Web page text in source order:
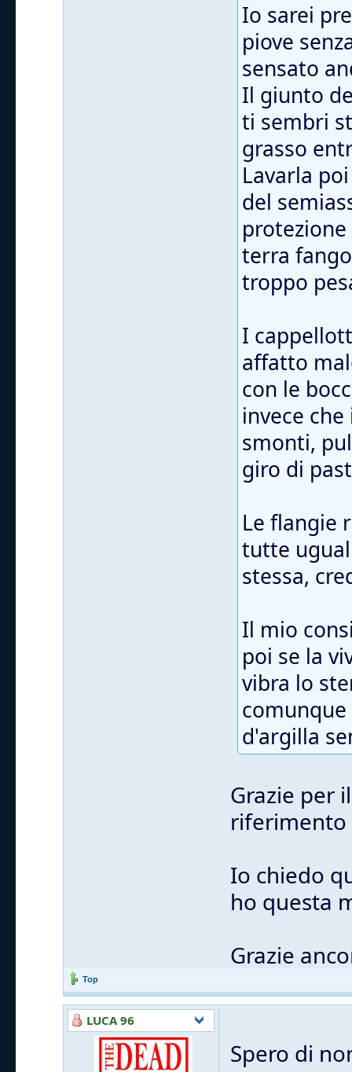
Io sarei
piove
sensato
Il giunto
ti sembri
grasso
Lavarla
del
terra
troppo
I
affatto
con le
invece
smonti,
giro di
Le flangie
tutte
stessa,
Il mio
poi se la
vibra lo
d'argilla
Grazie per
riferimento
Io chiedo
ho questa
Grazie
Top
LUCA 96
Spero di